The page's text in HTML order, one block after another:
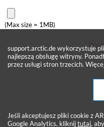
(Max size = 1MB)
*
support.arctic.de wykorzystuje
najlepszą obsługę witryny.
przez usługi stron trzecich.
Jeśli akceptujesz pliki cookie z
Google Analytics, kliknijtutaj,